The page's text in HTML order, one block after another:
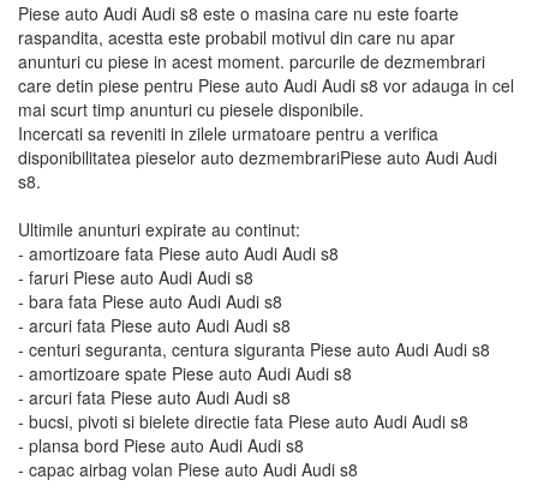
Piese auto Audi Audi s8 este o masina care nu este foarte
raspandita, acestta este probabil motivul din care nu apar
anunturi cu piese in acest moment. parcurile de dezmembrari
care detin piese pentru Piese auto Audi Audi s8 vor adauga in cel
mai scurt timp anunturi cu piesele disponibile.
Incercati sa reveniti in zilele urmatoare pentru a verifica
disponibilitatea pieselor auto dezmembrariPiese auto Audi Audi
s8.
Ultimile anunturi expirate au continut:
- amortizoare fata Piese auto Audi Audi s8
- faruri Piese auto Audi Audi s8
- bara fata Piese auto Audi Audi s8
- arcuri fata Piese auto Audi Audi s8
- centuri seguranta, centura siguranta Piese auto Audi Audi s8
- amortizoare spate Piese auto Audi Audi s8
- arcuri fata Piese auto Audi Audi s8
- bucsi, pivoti si bielete directie fata Piese auto Audi Audi s8
- plansa bord Piese auto Audi Audi s8
- capac airbag volan Piese auto Audi Audi s8